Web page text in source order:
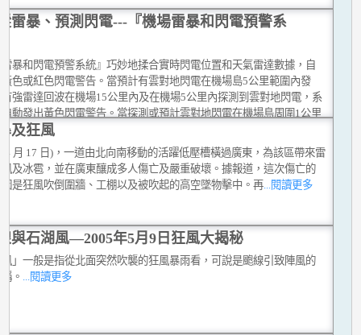
雷暴、預測閃電---『機場雷暴和閃電預警系
暴和閃電預警系統』巧妙地揉合實時閃電位置和天氣雷達數據，自
色或紅色閃電警告。當預計有雲對地閃電在機場島5公里範圍內發
強雷達回波在機場15公里內及在機場5公里內探測到雲對地閃電，系
動發出黃色閃電警告。當探測或預計雲對地閃電在機場島周圍1公里
就會發出紅色閃電警告。
及狂風
月 17 日)，一道由北向南移動的活躍低壓槽橫過廣東，為該區帶來雷
及冰雹，並在廣東釀成多人傷亡及嚴重破壞。據報道，這次傷亡的
是狂風吹倒圍牆、工棚以及被吹起的高空墜物擊中。再 ...閱讀更多
與石湖風—2005年5月9日狂風大揭秘
」一般是指從北面突然吹襲的狂風暴雨看，可說是颮線引致陣風的
。 ...閱讀更多